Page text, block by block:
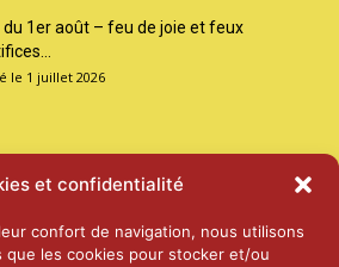
et confidentialité
confort de navigation, nous utilisons
que les cookies pour stocker et/ou
du 1er août – feu de joie et feux
1 juillet 2026
– Laiterie d’Orsières et Abbaye de St-